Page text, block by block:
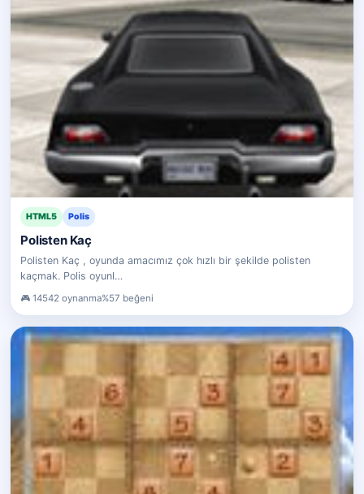
HTML5 Polis
Polisten Kaç
Polisten Kaç , oyunda amacımız çok hızlı bir şekilde polisten
kaçmak. Polis oyunl…
14542 oynanma%57 beğeni